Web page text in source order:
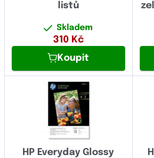
listů
Skladem
310 Kč
Koupit
HP Everyday Glossy